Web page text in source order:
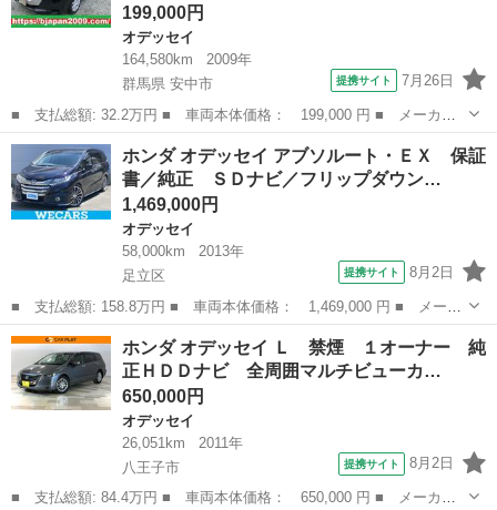
199,000円
オデッセイ
164,580km
2009年
群馬県 安中市
提携サイト 7月26日
■ 支払総額: 32.2万円 ■ 車両本体価格： 199,000 円 ■ メーカー
名： ホンダ ■ 車種名： オデッセイ ■ グレード名： Ｍ 保証
付き フルオートエアコン エアバッグ パワーウィンドウ Ｗエア
コン 地デジ...
群馬 安中市 オデッセイ
ホンダ オデッセイ アブソルート・ＥＸ 保証
書／純正 ＳＤナビ／フリップダウン…
1,469,000円
オデッセイ
58,000km
2013年
足立区
提携サイト 8月2日
■ 支払総額: 158.8万円 ■ 車両本体価格： 1,469,000 円 ■ メーカ
ー名： ホンダ ■ 車種名： オデッセイ ■ グレード名： アブソ
ルート・ＥＸ 保証書／純正 ＳＤナビ／フリップダウンモニター
純正 ８...
東京 足立区 オデッセイ
ホンダ オデッセイ Ｌ 禁煙 １オーナー 純
正ＨＤＤナビ 全周囲マルチビューカ…
650,000円
オデッセイ
26,051km
2011年
八王子市
提携サイト 8月2日
■ 支払総額: 84.4万円 ■ 車両本体価格： 650,000 円 ■ メーカー